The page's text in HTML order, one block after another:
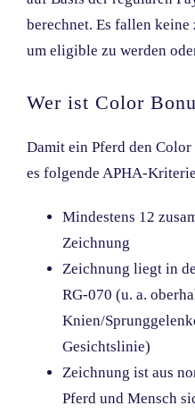
berechnet. Es fallen
um eligible zu werden
Wer ist Color
Damit ein Pferd den
es folgende APHA-
Mindestens 12
Zeichnung
Zeichnung liegt in
RG-070 (u. a.
Knien/
Gesichtslinie)
Zeichnung ist aus
Pferd und Mensch